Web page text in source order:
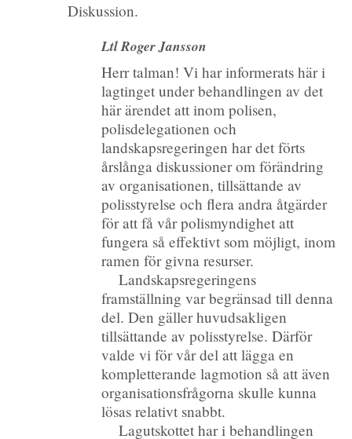
Diskussion.
Ltl Roger Jansson
Herr talman! Vi har informerats här i
lagtinget under behandlingen av det
här ärendet att inom polisen,
polisdelegationen och
landskapsregeringen har det förts
årslånga diskussioner om förändring
av organisationen, tillsättande av
polisstyrelse och flera andra åtgärder
för att få vår polismyndighet att
fungera så effektivt som möjligt, inom
ramen för givna resurser.
Landskapsregeringens
framställning var begränsad till denna
del. Den gäller huvudsakligen
tillsättande av polisstyrelse. Därför
valde vi för vår del att lägga en
kompletterande lagmotion så att även
organisationsfrågorna skulle kunna
lösas relativt snabbt.
Lagutskottet har i behandlingen